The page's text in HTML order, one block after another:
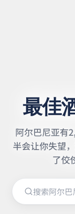
最佳
阿尔巴尼亚有
半会让你失望
了佼